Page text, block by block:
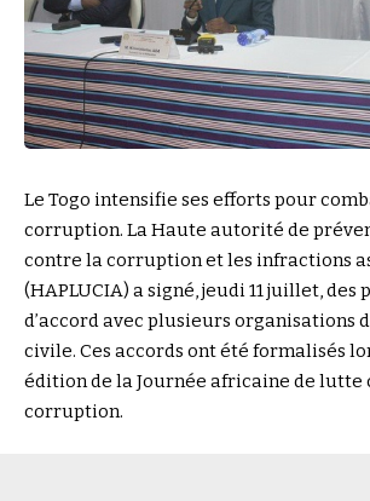
Le Togo intensifie ses efforts pour
corruption. La Haute autorité de
contre la corruption et les infractions
(HAPLUCIA) a signé, jeudi 11 juillet, des
d’accord avec plusieurs organisations
civile. Ces accords ont été formalisés
édition de la Journée africaine de lutte
corruption.